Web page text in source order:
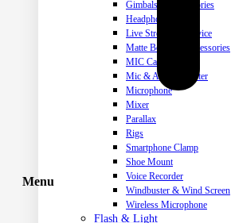
Gimbals & Accessories
Headphone
Live Streaming Device
Matte Boxes & Accessories
MIC Cable
Mic & Audio Adapter
Microphone
Mixer
Parallax
Rigs
Smartphone Clamp
Shoe Mount
Voice Recorder
Windbuster & Wind Screen
Wireless Microphone
Flash & Light
Menu